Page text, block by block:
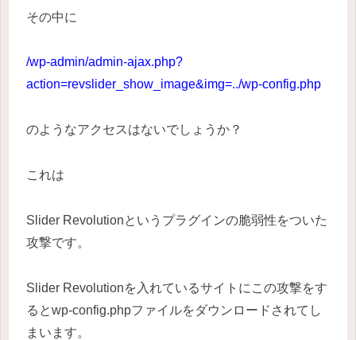
その中に
/wp-admin/admin-ajax.php?
action=revslider_show_image&img=../wp-config.php
のようなアクセスはないでしょうか？
これは
Slider Revolutionというプラグインの脆弱性をついた
攻撃です。
Slider Revolutionを入れているサイトにこの攻撃をす
るとwp-config.phpファイルをダウンロードされてし
まいます。